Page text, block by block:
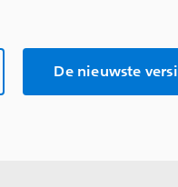
De nieuwste